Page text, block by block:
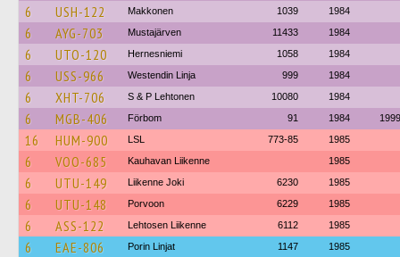
6 USH-122 Makkonen 1039 1984
6 AYG-703 Mustajärven 11433 1984
6 UTO-120 Hernesniemi 1058 1984
6 USS-966 Westendin Linja 999 1984
6 XHT-706 S & P Lehtonen 10080 1984
6 MGB-406 Förbom 91 1984 1999
16 HUM-900 LSL 773-85 1985
6 VOO-685 Kauhavan Liikenne 1985
6 UTU-149 Liikenne Joki 6230 1985
6 UTU-148 Porvoon 6229 1985
6 ASS-122 Lehtosen Liikenne 6112 1985
6 EAE-806 Porin Linjat 1147 1985